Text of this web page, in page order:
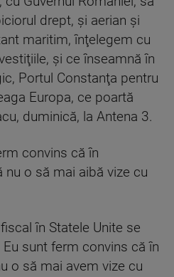
drept, şi aerian şi
maritim, înţelegem cu
şi ce înseamnă în
Portul Constanţa pentru
Europa, ce poartă
duminică, la Antena 3.
convins că în
o să mai aibă vize cu
în Statele Unite se
sunt ferm convins că în
o să mai avem vize cu